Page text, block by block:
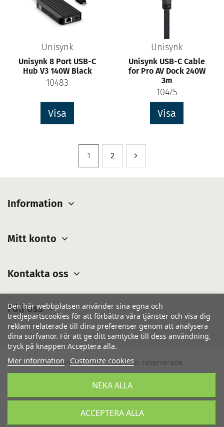
Unisynk
Unisynk 8 Port USB-C
Hub V3 140W Black
10483
Visa
Unisynk
Unisynk USB-C Cable
for Pro AV Dock 240W
3m
10475
Visa
1 2
Information
Mitt konto
Kontakta oss
Den här webbplatsen använder sina egna och
tredjepartscookies för att förbättra våra tjänster och visa dig
reklam relaterade till dina preferenser genom att analysera
dina surfvanor. För att ge ditt samtycke till dess användning,
tryck på knappen Acceptera alla.
Mer information Customize cookies
NEKA ALLA
ACCEPTERA ALLA
Följ oss
© IsiCom AB - Alla rättigheter reserverade